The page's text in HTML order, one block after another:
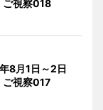
ご視察018
8月1日～2日
ご視察017